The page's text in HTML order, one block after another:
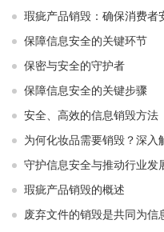
瑕疵产品销毁：确保消费者
保障信息安全的关键环节
保密与安全的守护者
保障信息安全的关键步骤
安全、高效的信息销毁方法
为何化妆品需要销毁？深入
守护信息安全与推动行业发
瑕疵产品销毁的概述
废弃文件的销毁是共同为信